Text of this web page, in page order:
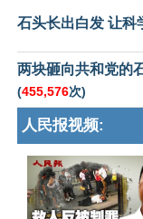
石头长出白发 让科
两块砸向共和党的
(455,576次)
人民报视频: